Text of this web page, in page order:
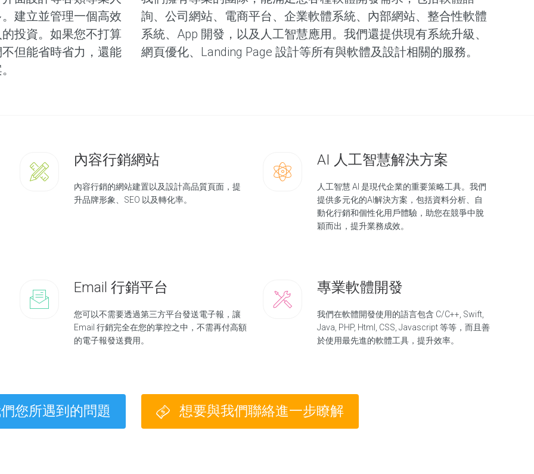
建立並管理一個高效
投資。如果您不打算
但能省時省力，還能
詢、公司網站、電商平台、企業軟體系統、內部網站、整合性軟體
系統、App 開發，以及人工智慧應用。我們還提供現有系統升級、
網頁優化、Landing Page 設計等所有與軟體及設計相關的服務。
內容行銷網站
內容行銷的網站建置以及設計高品質頁面，提
升品牌形象、SEO 以及轉化率。
AI 人工智慧解決方案
人工智慧 AI 是現代企業的重要策略工具。我們
提供多元化的AI解決方案，包括資料分析、自
動化行銷和個性化用戶體驗，助您在競爭中脫
穎而出，提升業務成效。
Email 行銷平台
您可以不需要透過第三方平台發送電子報，讓
Email 行銷完全在您的掌控之中，不需再付高額
的電子報發送費用。
專業軟體開發
我們在軟體開發使用的語言包含 C/C++, Swift,
Java, PHP, Html, CSS, Javascript 等等，而且善
於使用最先進的軟體工具，提升效率。
您所遇到的問題 想要與我們聯絡進一步瞭解